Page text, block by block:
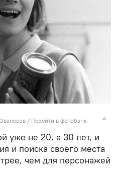
/ Перейти в фотобанк
уже не 20, а 30 лет, и
и поиска своего места
чем для персонажей